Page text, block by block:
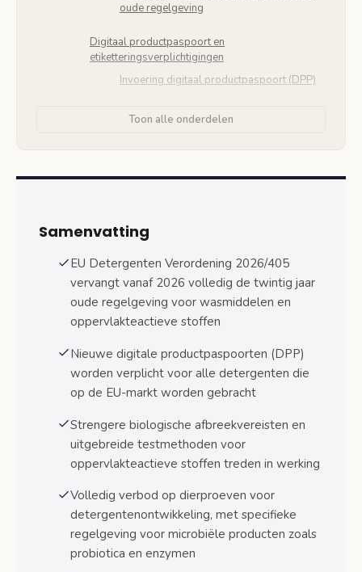
oude regelgeving
Digitaal productpaspoort en
etiketteringsverplichtigingen
Invoering digitaal productpaspoort (DPP)
Digitale etikettering mogelijkheden
Biologische afbreekbaarheid en
geaccrediteerde laboratoria
Fosfaatbeperkingen in wasmiddelen
regelgeving
Volledig verbod op nieuwe dierproeven
Microbiële producten veiligheidsvereisten
implementatie
Verplichtingen voor producenten en
importeurs
Navulsystemen regelgeving
Toon alle onderdelen
Samenvatting
EU Detergenten Verordening 2026/405
vervangt vanaf 2026 volledig de twintig jaar
oude regelgeving voor wasmiddelen en
oppervlakteactieve stoffen
Nieuwe digitale productpaspoorten (DPP)
worden verplicht voor alle detergenten die
op de EU-markt worden gebracht
Strengere biologische afbreekvereisten en
uitgebreide testmethoden voor
oppervlakteactieve stoffen treden in werking
Volledig verbod op dierproeven voor
detergentenontwikkeling, met specifieke
regelgeving voor microbiële producten zoals
probiotica en enzymen